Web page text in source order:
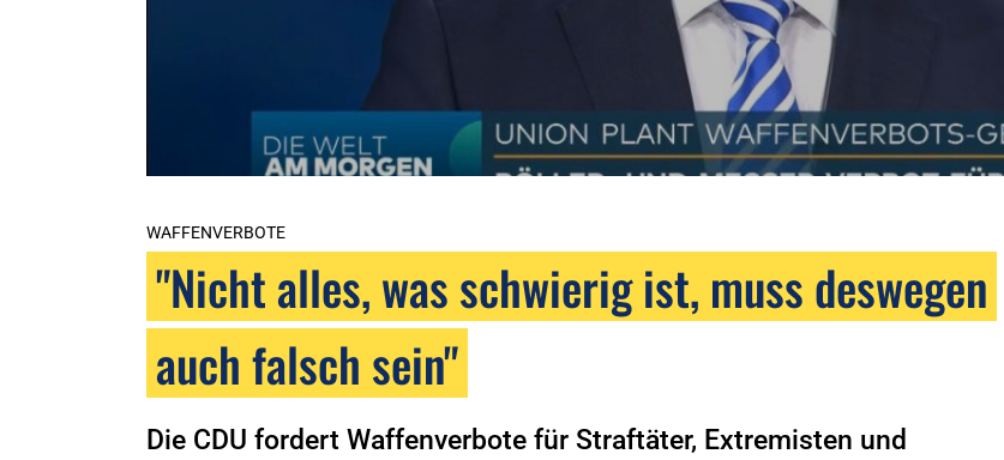
WAFFENVERBOTE
"Nicht alles, was schwierig ist, muss deswegen
auch falsch sein"
Die CDU fordert Waffenverbote für Straftäter, Extremisten und